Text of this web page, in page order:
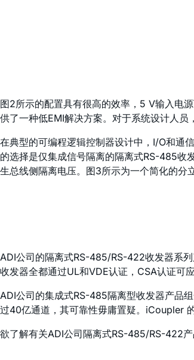
图2所示的配置具有很高的效率，5 V输入电
供了一种低EMI解决方案。对于系统设计人员
在典型的可编程逻辑控制器设计中，I/O和通
的选择是仅集成信号隔离的隔离式RS-485收
生总线侧隔离电压。图3所示为一个简化的分
ADI公司的隔离式RS-485/RS-422收发器系
收发器全都通过UL和VDE认证，CSA认证可
ADI公司的集成式RS-485隔离型收发器产品
过40亿通道，其可靠性毋庸置疑。 iCoupler
欲了解有关ADI公司隔离式RS-485/RS-422